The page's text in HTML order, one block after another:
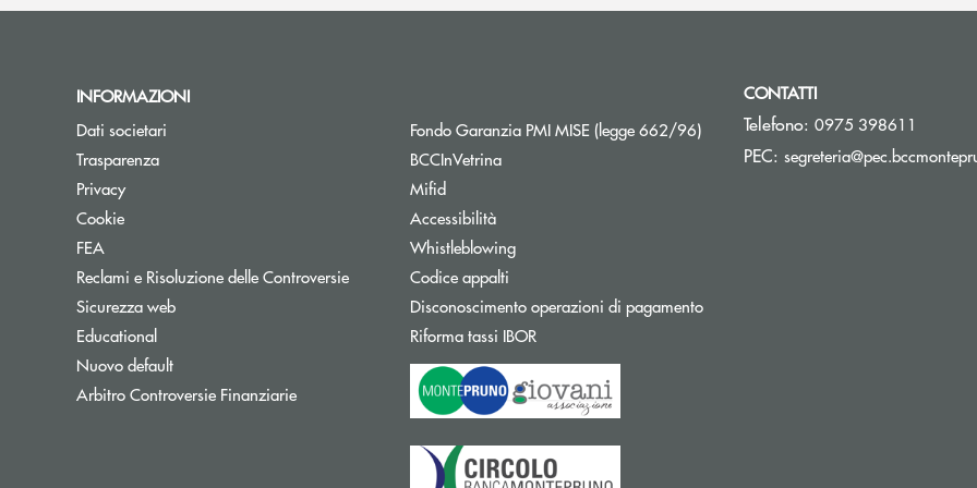
INFORMAZIONI
Dati societari
Trasparenza
Privacy
Cookie
FEA
Reclami e Risoluzione delle Controversie
Sicurezza web
Educational
Nuovo default
Arbitro Controversie FinanziarieApre una nuova finestra
Fondo Garanzia PMI MISE (legge 662/96)Apre una nuova finestra
BCCInVetrina
Mifid
Accessibilità
Whistleblowing
Codice appalti
Disconoscimento operazioni di pagamento
Riforma tassi IBORApre una nuova finestra
CONTATTI
Telefono: 0975 398611
PEC: